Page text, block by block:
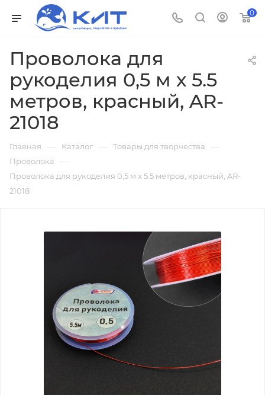
0
Проволока для
рукоделия 0,5 м х 5.5
метров, красный, AR-
21018
Главная — Каталог — Товары для творчества —
Проволока —
Проволока для рукоделия 0,5 м х 5.5 метров, красный, AR-
21018